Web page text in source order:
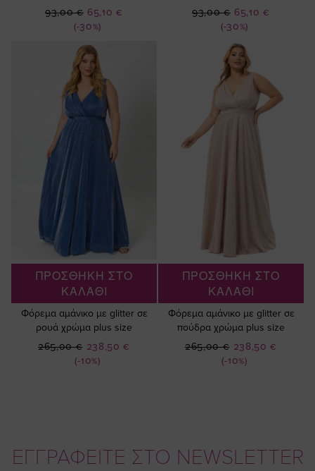
(-30%)
Ειδική
Τιμή
65,10 €
93,00 €
(-30%)
Ειδική
Τιμή
65,10 €
93,00 €
ΠΡΟΣΘΗΚΗ ΣΤΟ
ΚΑΛΑΘΙ
Φόρεμα αμάνικο με glitter σε
ρουά χρώμα plus size
(-10%)
Ειδική
Τιμή
238,50 €
265,00 €
ΠΡΟΣΘΗΚΗ ΣΤΟ
ΚΑΛΑΘΙ
Φόρεμα αμάνικο με glitter σε
πούδρα χρώμα plus size
(-10%)
Ειδική
Τιμή
238,50 €
265,00 €
ΕΓΓΡΑΦΕΙΤΕ ΣΤΟ NEWSLETTER